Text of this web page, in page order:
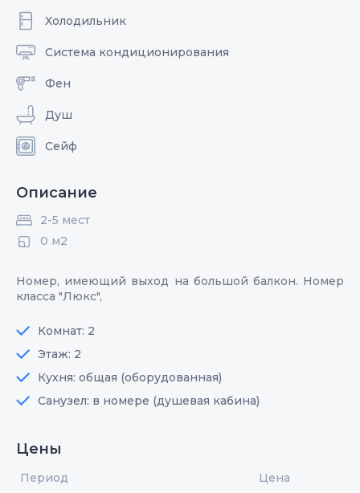
Холодильник
Система кондиционирования
Фен
Душ
Сейф
Описание
2-5 мест
0 м2
Номер, имеющий выход на большой балкон. Номер
класса "Люкс",
Комнат: 2
Этаж: 2
Кухня: общая (оборудованная)
Санузел: в номере (душевая кабина)
Цены
Период Цена